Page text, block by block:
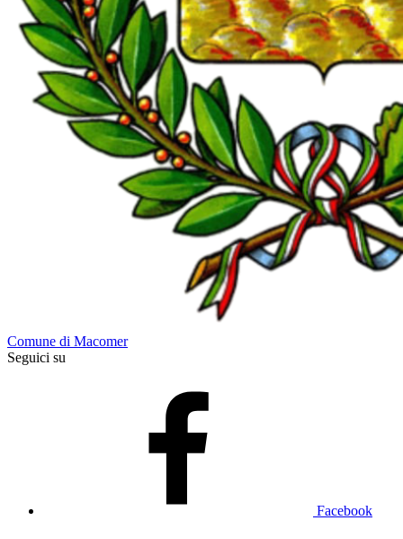
Comune di Macomer
Seguici su
Facebook